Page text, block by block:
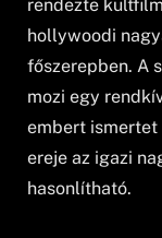
rendezte
hollywoodi
főszerepben. A
mozi egy
embert ismertet
ereje az igazi
hasonlítható.